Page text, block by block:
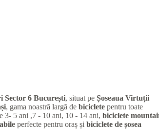
Sector 6 București, situat pe Șoseaua Virtuții
, gama noastră largă de bicicletepentru toate
3- 5 ani ,7 - 10 ani, 10 - 14 ani, biciclete
perfecte pentru oraș și biciclete de șosea